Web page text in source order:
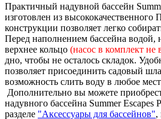
Практичный надувной бассейн
изготовлен из
конструкции позволяет легко
Перед наполнением бассейна водой,
верхнее кольцо (насос в комплект не
дно, чтобы не осталось складок.
позволяет присоединить садовый
возможность слить воду в любое
Дополнительно вы можете
надувного бассейна Summer Escapes
разделе "Аксессуары для бассейнов",